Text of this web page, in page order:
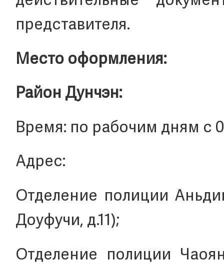
представителя.
Место оформления:
Район Дунчэн:
Время: по рабочим дням с
Адрес:
Отделение полиции
Доуфучи, д.11);
Отделение полиции